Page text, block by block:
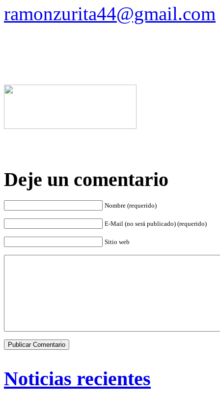
ramonzurita44@gmail.com
Deje un comentario
Nombre (requerido)
E-Mail (no será publicado) (requerido)
Sitio web
Noticias recientes